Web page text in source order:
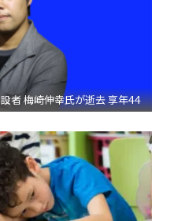
者 梅崎伸幸氏が逝去 享年44